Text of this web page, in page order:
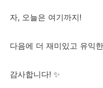
자, 오늘은 여기까지!
다음에 더 재미있고 유익
감사합니다! ✨